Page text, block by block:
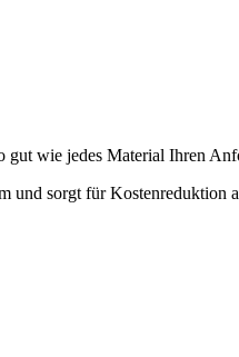
wie jedes Material Ihren
und sorgt für Kostenreduktion